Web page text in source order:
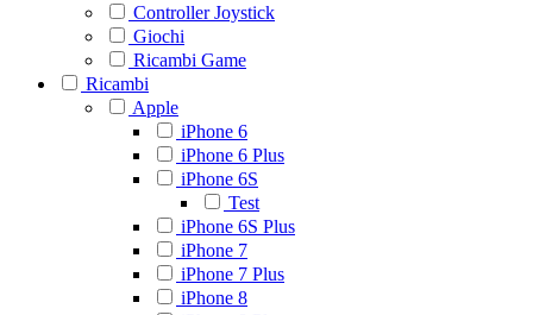
Controller Joystick
Giochi
Ricambi Game
Ricambi
Apple
iPhone 6
iPhone 6 Plus
iPhone 6S
Test
iPhone 6S Plus
iPhone 7
iPhone 7 Plus
iPhone 8